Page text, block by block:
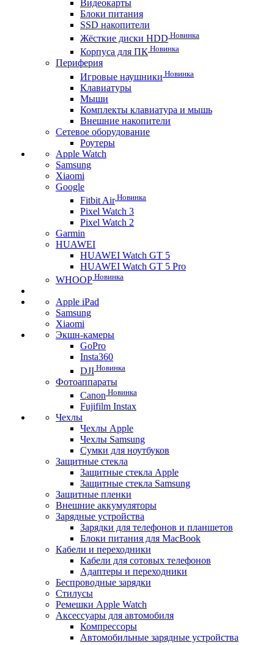
Видеокарты
Блоки питания
SSD накопители
Жёсткие диски HDD Новинка
Корпуса для ПК Новинка
Периферия
Игровые наушники Новинка
Клавиатуры
Мыши
Комплекты клавиатура и мышь
Внешние накопители
Сетевое оборудование
Роутеры
Apple Watch
Samsung
Xiaomi
Google
Fitbit AirНовинка
Pixel Watch 3
Pixel Watch 2
Garmin
HUAWEI
HUAWEI Watch GT 5
HUAWEI Watch GT 5 Pro
WHOOP Новинка
Apple iPad
Samsung
Xiaomi
Экшн-камеры
GoPro
Insta360
DJI Новинка
Фотоаппараты
Canon Новинка
Fujifilm Instax
Чехлы
Чехлы Apple
Чехлы Samsung
Сумки для ноутбуков
Защитные стекла
Защитные стекла Apple
Защитные стекла Samsung
Защитные пленки
Внешние аккумуляторы
Зарядные устройства
Зарядки для телефонов и планшетов
Блоки питания для MacBook
Кабели и переходники
Кабели для сотовых телефонов
Адаптеры и переходники
Беспроводные зарядки
Стилусы
Ремешки Apple Watch
Аксессуары для автомобиля
Компрессоры
Автомобильные зарядные устройства